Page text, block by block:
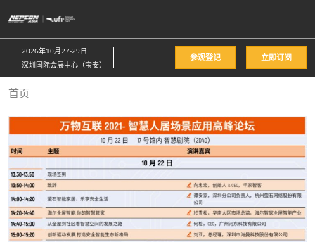
接
跳
至
内
容
2026年10月27-29日
深圳国际会展中心（宝安）
参观登记 立即订阅
首页